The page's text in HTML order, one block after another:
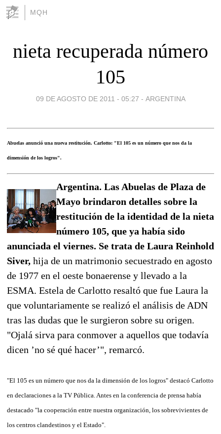
MQH
nieta recuperada número
105
09 DE AGOSTO DE 2011 - 05:27 - ARGENTINA
Abuelas anunció una nueva restitución. Carlotto: "El 105 es un número que nos da la
dimensión de los logros".
Argentina. Las Abuelas de Plaza de
Mayo brindaron detalles sobre la
restitución de la identidad de la nieta
número 105, que ya había sido
anunciada el viernes. Se trata de Laura Reinhold
Siver, hija de un matrimonio secuestrado en agosto
de 1977 en el oeste bonaerense y llevado a la
ESMA. Estela de Carlotto resaltó que fue Laura la
que voluntariamente se realizó el análisis de ADN
tras las dudas que le surgieron sobre su origen.
"Ojalá sirva para conmover a aquellos que todavía
dicen ’no sé qué hacer’", remarcó.
"El 105 es un número que nos da la dimensión de los logros" destacó Carlotto
en declaraciones a la TV Pública. Antes en la conferencia de prensa había
destacado "la cooperación entre nuestra organización, los sobrevivientes de
los centros clandestinos y el Estado".